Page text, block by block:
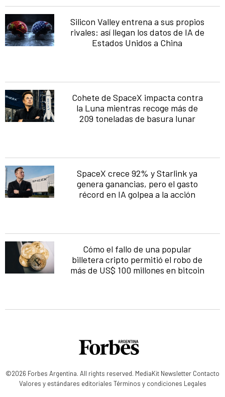
Silicon Valley entrena a sus propios
rivales: así llegan los datos de IA de
Estados Unidos a China
Cohete de SpaceX impacta contra
la Luna mientras recoge más de
209 toneladas de basura lunar
SpaceX crece 92% y Starlink ya
genera ganancias, pero el gasto
récord en IA golpea a la acción
Cómo el fallo de una popular
billetera cripto permitió el robo de
más de US$ 100 millones en bitcoin
©2026 Forbes Argentina. All rights reserved. MediaKit Newsletter Contacto
Valores y estándares editoriales Términos y condiciones Legales